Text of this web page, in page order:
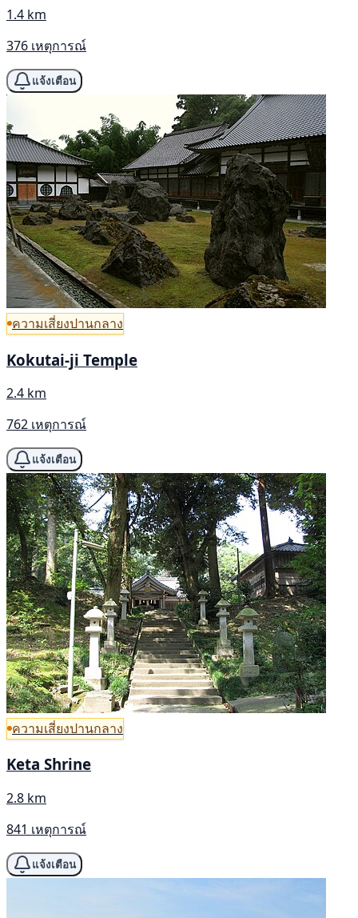
1.4 km
376 เหตุการณ์
แจ้งเตือน
ความเสี่ยงปานกลาง
Kokutai-ji Temple
2.4 km
762 เหตุการณ์
แจ้งเตือน
ความเสี่ยงปานกลาง
Keta Shrine
2.8 km
841 เหตุการณ์
แจ้งเตือน